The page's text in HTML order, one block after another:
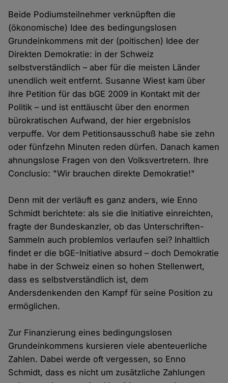
Beide Podiumsteilnehmer verknüpften die
(ökonomische) Idee des bedingungslosen
Grundeinkommens mit der (poitischen) Idee der
Direkten Demokratie: in der Schweiz
selbstverständlich – aber für die meisten Länder
unendlich weit entfernt. Susanne Wiest kam über
ihre Petition für das bGE 2009 in Kontakt mit der
Politik – und ist enttäuscht über den enormen
bürokratischen Aufwand, der hier ergebnislos
verpuffe. Vor dem Petitionsausschuß habe sie zehn
oder fünfzehn Minuten reden dürfen. Danach kamen
ahnungslose Fragen von den Volksvertretern. Ihre
Conclusio: "Wir brauchen direkte Demokratie!"
Denn mit der verläuft es ganz anders, wie Enno
Schmidt berichtete: als sie die Initiative einreichten,
fragte der Bundeskanzler, ob das Unterschriften-
Sammeln auch problemlos verlaufen sei? Inhaltlich
findet er die bGE-Initiative absurd – doch Demokratie
habe in der Schweiz einen so hohen Stellenwert,
dass es selbstverständlich ist, dem
Andersdenkenden den Kampf für seine Position zu
ermöglichen.
Zur Finanzierung eines bedingungslosen
Grundeinkommens kursieren viele abenteuerliche
Zahlen. Dabei werde oft vergessen, so Enno
Schmidt, dass es nicht um zusätzliche Zahlungen